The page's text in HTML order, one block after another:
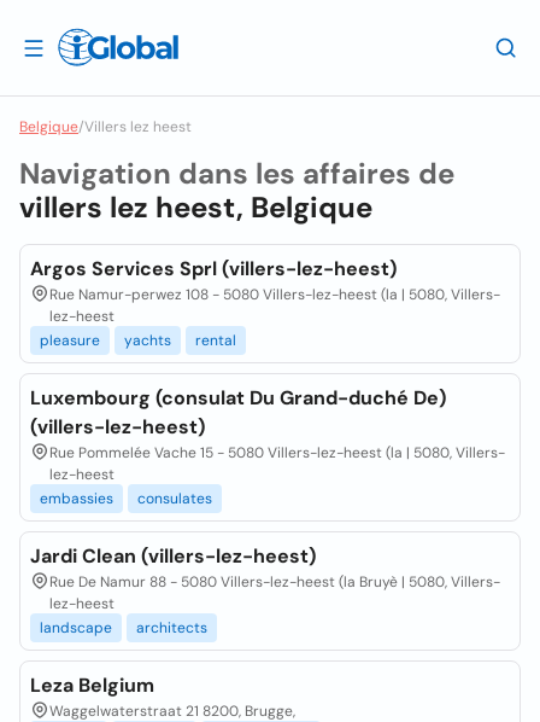
Belgique/Villers lez heest
Navigation dans les affaires de
villers lez heest, Belgique
Argos Services Sprl (villers-lez-heest)
Rue Namur-perwez 108 - 5080 Villers-lez-heest (la | 5080, Villers-
lez-heest
pleasure
yachts rental
Luxembourg (consulat Du Grand-duché De)
(villers-lez-heest)
Rue Pommelée Vache 15 - 5080 Villers-lez-heest (la | 5080, Villers-
lez-heest
embassies
consulates
Jardi Clean (villers-lez-heest)
Rue De Namur 88 - 5080 Villers-lez-heest (la Bruyè | 5080, Villers-
lez-heest
landscape
architects
Leza Belgium
Waggelwaterstraat 21 8200, Brugge,